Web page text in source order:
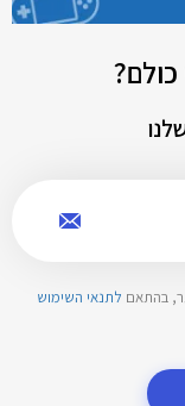
בהתאם לתנאי השימוש